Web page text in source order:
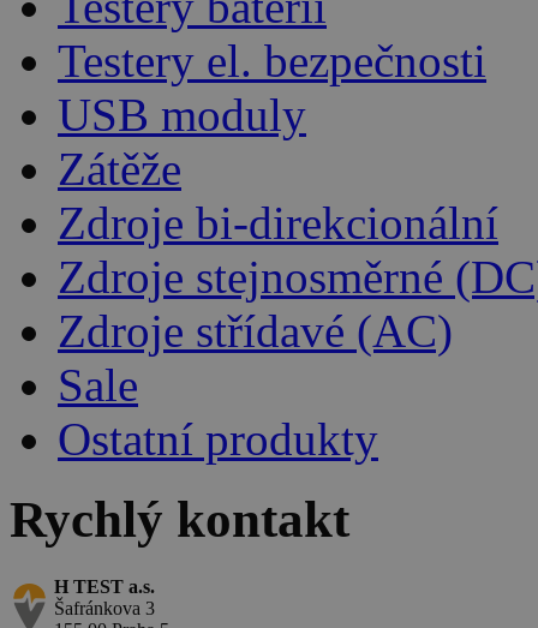
Testery el. bezpečnosti
USB moduly
Zátěže
Zdroje bi-direkcionální
Zdroje stejnosměrné
Zdroje střídavé (AC)
Sale
Ostatní produkty
Rychlý kontakt
H TEST a.s.
Šafránkova 3